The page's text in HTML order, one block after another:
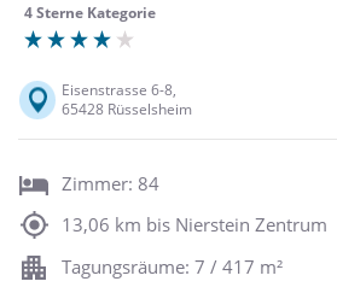
4 Sterne Kategorie
Eisenstrasse 6-8,
65428 Rüsselsheim
Zimmer: 84
13,06 km bis Nierstein Zentrum
Tagungsräume: 7 / 417 m²